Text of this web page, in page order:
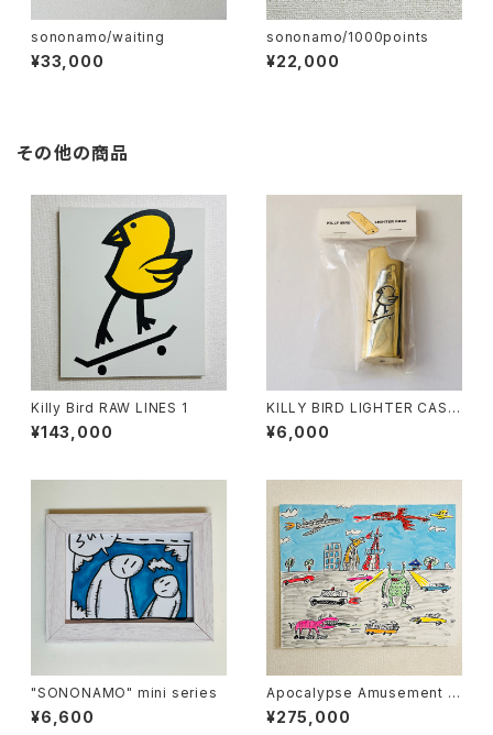
sononamo/waiting
¥33,000
sononamo/1000points
¥22,000
その他の商品
Killy Bird RAW LINES 1
¥143,000
KILLY BIRD LIGHTER CASE(
for large bic)
¥6,000
"SONONAMO" mini series
¥6,600
Apocalypse Amusement P
ark 壱
¥275,000